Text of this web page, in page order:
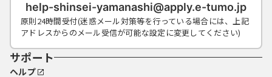
６ 利用者ＩＤ・パスワード等の管理
(1) 利用者ＩＤ、パスワード、申請データの送
信時に画面上で通知する整理番号及びパスワ
ード（申請データ用）は、他者に知られない
help-shinsei-yamanashi@apply.e-tumo.jp
原則24時間受付(迷惑メール対策等を行っている場合には、上記
アドレスからのメール受信が可能な設定に変更してください)
サポート
ヘルプ